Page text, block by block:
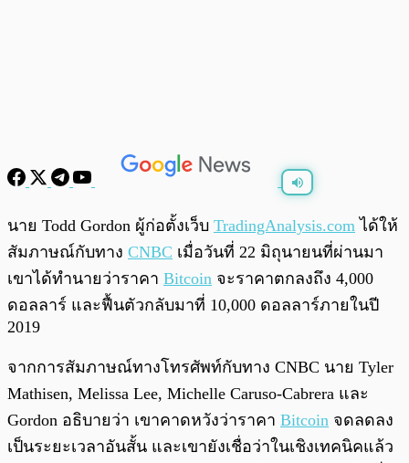
0:00
นาย Todd Gordon ผู้ก่อตั้งเว็บ TradingAnalysis.com ได้ให้
สัมภาษณ์กับทาง CNBC เมื่อวันที่ 22 มิถุนายนที่ผ่านมา
เขาได้ทำนายว่าราคา Bitcoin จะราคาตกลงถึง 4,000
ดอลลาร์ และฟื้นตัวกลับมาที่ 10,000 ดอลลาร์ภายในปี
2019
จากการสัมภาษณ์ทางโทรศัพท์กับทาง CNBC นาย Tyler
Mathisen, Melissa Lee, Michelle Caruso-Cabrera และ
Gordon อธิบายว่า เขาคาดหวังว่าราคา Bitcoin จดลดลง
เป็นระยะเวลาอันสั้น และเขายังเชื่อว่าในเชิงเทคนิคแล้ว